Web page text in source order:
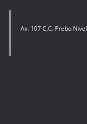
Av. 107 C.C. Prebo